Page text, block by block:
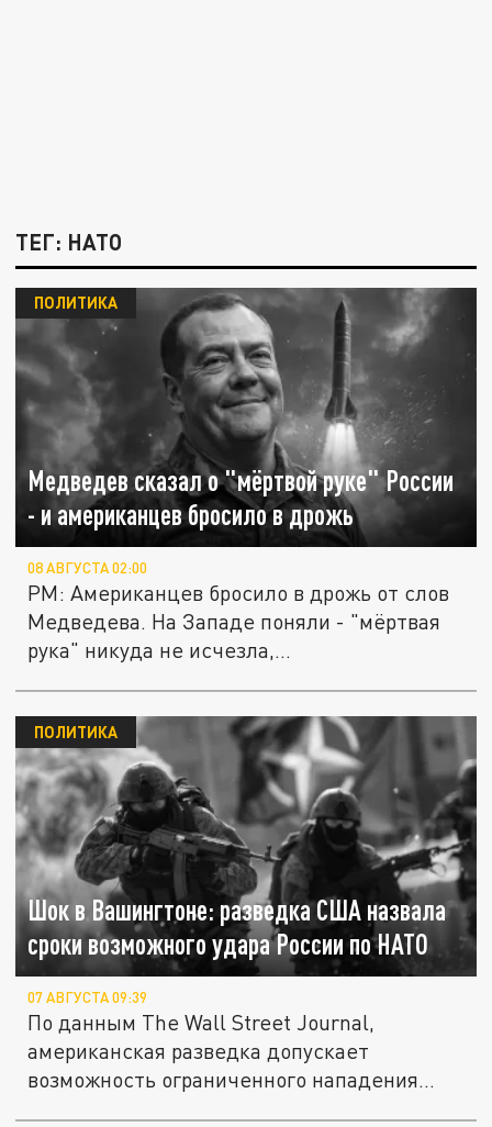
ТЕГ: НАТО
Медведев сказал о "мёртвой руке" России
- и американцев бросило в дрожь
ПОЛИТИКА
08 АВГУСТА 02:00
PM: Американцев бросило в дрожь от слов
Медведева. На Западе поняли - "мёртвая
рука" никуда не исчезла,...
Шок в Вашингтоне: разведка США назвала
сроки возможного удара России по НАТО
ПОЛИТИКА
07 АВГУСТА 09:39
По данным The Wall Street Journal,
американская разведка допускает
возможность ограниченного нападения